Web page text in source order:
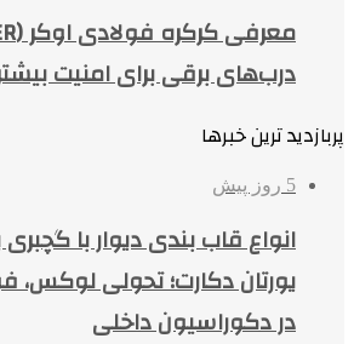
درب‌های برقی برای امنیت
پربازدید ترین خبرها
5 روز پیش
انواع قاب بندی دیوار با
یورتان دکارت؛ تحولی لوکس،
در دکوراسیون داخلی